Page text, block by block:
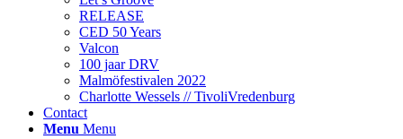
RELEASE
CED 50 Years
Valcon
100 jaar DRV
Malmöfestivalen 2022
Charlotte Wessels // TivoliVredenburg
Contact
Menu Menu